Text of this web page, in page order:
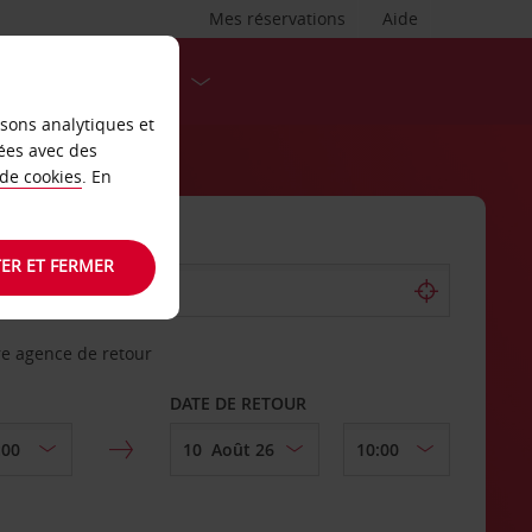
Aide
Mes réservations
agence de retour
DATE DE RETOUR
analytiques et
avec des
cookies. En
ET FERMER